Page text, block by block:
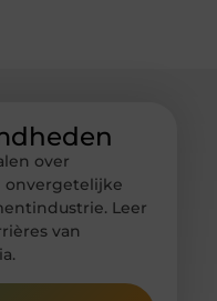
over
onvergetelijke
Leer
van